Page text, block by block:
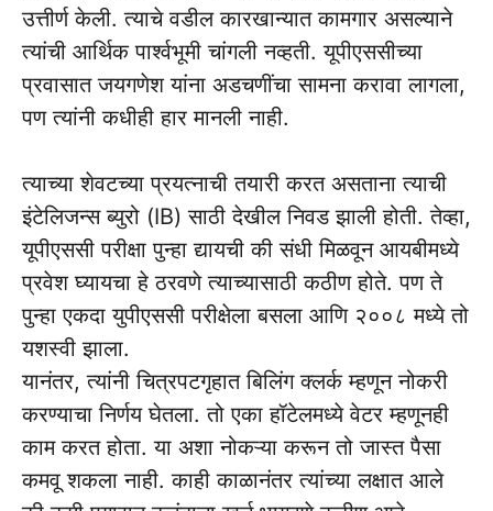
उत्तीर्ण केली. त्याचे वडील कारखान्यात कामगार असल्याने
त्यांची आर्थिक पार्श्वभूमी चांगली नव्हती. यूपीएससीच्या
प्रवासात जयगणेश यांना अडचणींचा सामना करावा लागला,
पण त्यांनी कधीही हार मानली नाही.
त्याच्या शेवटच्या प्रयत्नाची तयारी करत असताना त्याची
इंटेलिजन्स ब्युरो (IB) साठी देखील निवड झाली होती. तेव्हा,
यूपीएससी परीक्षा पुन्हा द्यायची की संधी मिळवून आयबीमध्ये
प्रवेश घ्यायचा हे ठरवणे त्याच्यासाठी कठीण होते. पण ते
पुन्हा एकदा युपीएससी परीक्षेला बसला आणि २००८ मध्ये तो
यशस्वी झाला.
यानंतर, त्यांनी चित्रपटगृहात बिलिंग क्लर्क म्हणून नोकरी
करण्याचा निर्णय घेतला. तो एका हॉटेलमध्ये वेटर म्हणूनही
काम करत होता. या अशा नोकऱ्या करून तो जास्त पैसा
कमवू शकला नाही. काही काळानंतर त्यांच्या लक्षात आले